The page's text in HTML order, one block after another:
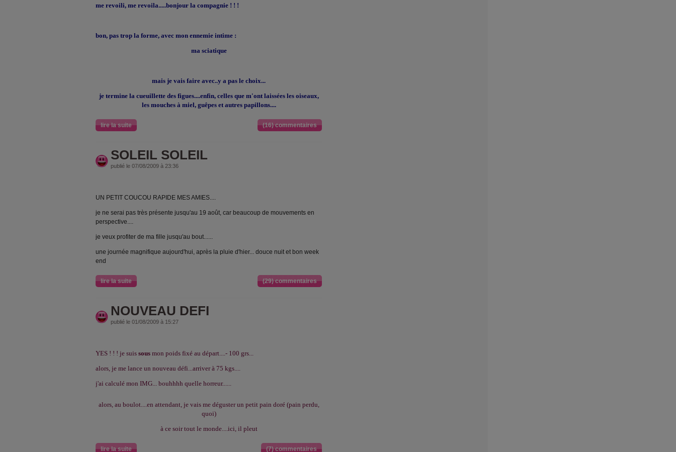
me revoili, me revoila.....bonjour la compagnie ! ! !
bon, pas trop la forme, avec mon ennemie intime :
ma sciatique
mais je vais faire avec..y a pas le choix...
je termine la cueuillette des figues....enfin, celles que m'ont laissées les oiseaux,
les mouches à miel, guêpes et autres papillons....
lire la suite (16) commentaires
SOLEIL SOLEIL
publié le 07/08/2009 à 23:36
UN PETIT COUCOU RAPIDE MES AMIES....
je ne serai pas très présente jusqu'au 19 août, car beaucoup de mouvements en
perspective....
je veux profiter de ma fille jusqu'au bout......
une journée magnifique aujourd'hui, après la pluie d'hier... douce nuit et bon week
end
lire la suite (29) commentaires
NOUVEAU DEFI
publié le 01/08/2009 à 15:27
YES ! ! ! je suis sous mon poids fixé au départ....- 100 grs...
alors, je me lance un nouveau défi...arriver à 75 kgs....
j'ai calculé mon IMG... bouhhhh quelle horreur......
alors, au boulot....en attendant, je vais me déguster un petit pain doré (pain perdu,
quoi)
à ce soir tout le monde....ici, il pleut
lire la suite (7) commentaires